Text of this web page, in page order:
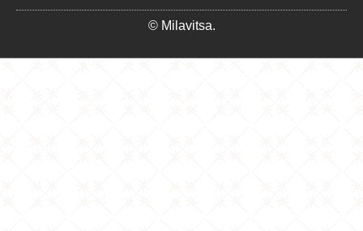
© Milavitsa.